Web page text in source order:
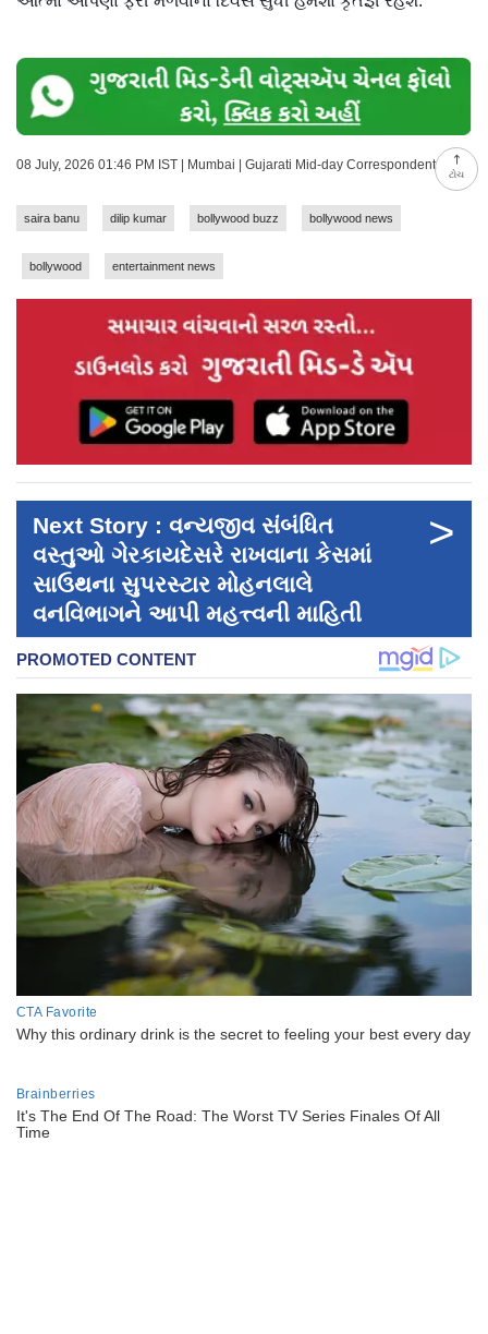
ટોચ
08 July, 2026 01:46 PM IST | Mumbai | Gujarati Mid-day Correspondent
saira banu dilip kumar bollywood buzz bollywood news
bollywood entertainment news
Next Story : વન્યજીવ સંબંધિત
વસ્તુઓ ગેરકાયદેસરે રાખવાના કેસમાં
સાઉથના સુપરસ્ટાર મોહનલાલે
વનવિભાગને આપી મહત્ત્વની માહિતી
>